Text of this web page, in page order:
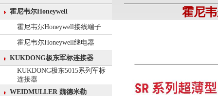
霍尼韦尔Honeywell
霍尼韦尔Honeywell接线端子
霍尼韦尔Honeywell继电器
KUKDONG极东军标连接器
KUKDONG极东5015系列军标
连接器
WEIDMULLER 魏德米勒
霍尼